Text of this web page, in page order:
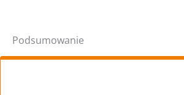
Podsumowanie